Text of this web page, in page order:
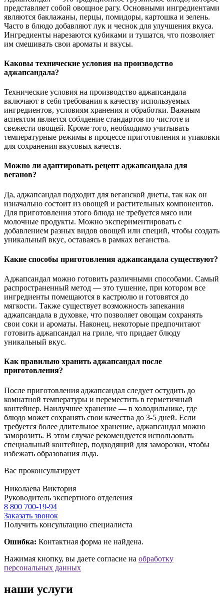
представляет собой овощное рагу. Основными ингредиентами
являются баклажаны, перцы, помидоры, картошка и зелень.
Часто в блюдо добавляют лук и чеснок для улучшения вкуса.
Ингредиенты нарезаются кубиками и тушатся, что позволяет
им смешивать свои ароматы и вкусы.
Каковы технические условия на производство
аджапсандала?
Технические условия на производство аджапсандала
включают в себя требования к качеству используемых
ингредиентов, условиям хранения и обработки. Важным
аспектом является соблдение стандартов по чистоте и
свежести овощей. Кроме того, необходимо учитывать
температурные режимы в процессе приготовления и упаковки
для сохранения вкусовых качеств.
Можно ли адаптировать рецепт аджапсандала для
веганов?
Да, аджапсандал подходит для веганской диеты, так как он
изначально состоит из овощей и растительных компонентов.
Для приготовления этого блюда не требуется мясо или
молочные продукты. Можно экспериментировать с
добавлением разных видов овощей или специй, чтобы создать
уникальный вкус, оставаясь в рамках веганства.
Какие способы приготовления аджапсандала существуют?
Аджапсандал можно готовить различными способами. Самый
распространенный метод — это тушение, при котором все
ингредиенты помещаются в кастрюлю и готовятся до
мягкости. Также существует возможность запекания
аджапсандала в духовке, что позволяет овощам сохранять
свои соки и ароматы. Наконец, некоторые предпочитают
готовить аджапсандал на гриле, что придает блюду
уникальный вкус.
Как правильно хранить аджапсандал после
приготовления?
После приготовления аджапсандал следует остудить до
комнатной температуры и переместить в герметичный
контейнер. Наилучшее хранение — в холодильнике, где
блюдо может сохранять свои качества до 3-5 дней. Если
требуется более длительное хранение, аджапсандал можно
заморозить. В этом случае рекомендуется использовать
специальный контейнер, подходящий для заморозки, чтобы
избежать образования льда.
Вас проконсультирует
Николаева Виктория
Руководитель экспертного отделения
8 800 700-19-94
Заказать звонок
Получить консультацию специалиста
Ошибка: Контактная форма не найдена.
Нажимая кнопку, вы даете согласие на обработку
персональных данных
наши услуги